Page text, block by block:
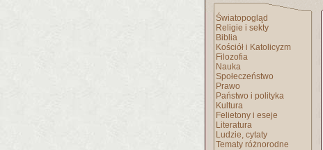
Światopogląd
Religie i sekty
Biblia
Kościół i Katolicyzm
Filozofia
Nauka
Społeczeństwo
Prawo
Państwo i polityka
Kultura
Felietony i eseje
Literatura
Ludzie, cytaty
Tematy różnorodne